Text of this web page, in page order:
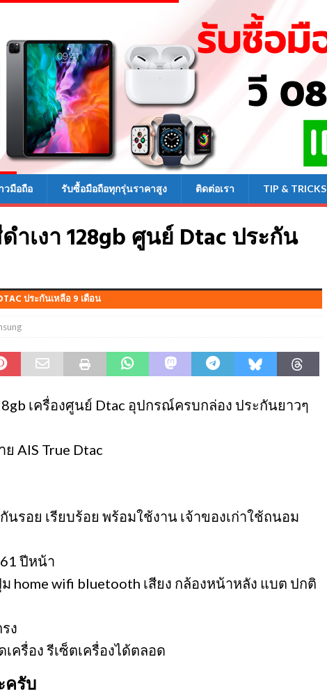
วมือถือ รับซื้อมือถือทุกรุ่นราคาสูง ติดต่อเรา TIP & TRICKS
ำเงา 128gb ศูนย์ Dtac ประกัน
ประกันเหลือ 9 เดือน
เครื่องศูนย์ Dtac อุปกรณ์ครบกล่อง ประกันยาวๆ
AIS True Dtac
รอย เรียบร้อย พร้อมใช้งาน เจ้าของเก่าใช้ถนอม
ปีหน้า
home wifi bluetooth เสียง กล้องหน้าหลัง แบต ปกติ
ง
ครื่อง รีเซ็ตเครื่องได้ตลอด
รับ